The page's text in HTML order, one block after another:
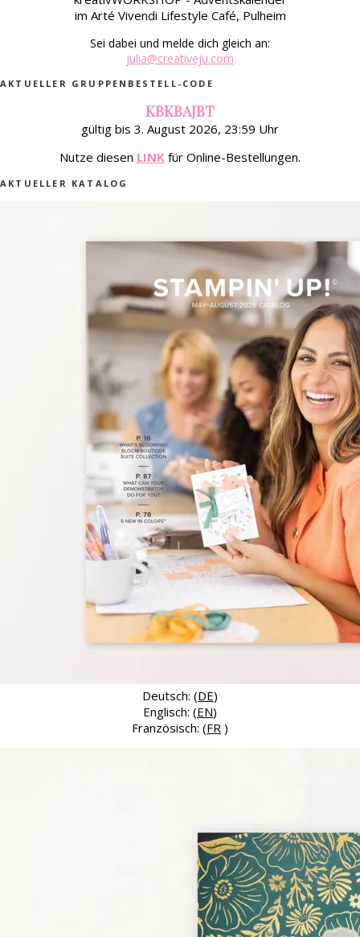
im Arté Vivendi Lifestyle Café, Pulheim
Sei dabei und melde dich gleich an:
julia@creativeju.com
AKTUELLER GRUPPENBESTELL-CODE
KBKBAJBT
gültig bis 3. August 2026, 23:59 Uhr
Nutze diesen LINK für Online-Bestellungen.
AKTUELLER KATALOG
Deutsch: (DE)
Englisch: (EN)
Französisch: (FR )